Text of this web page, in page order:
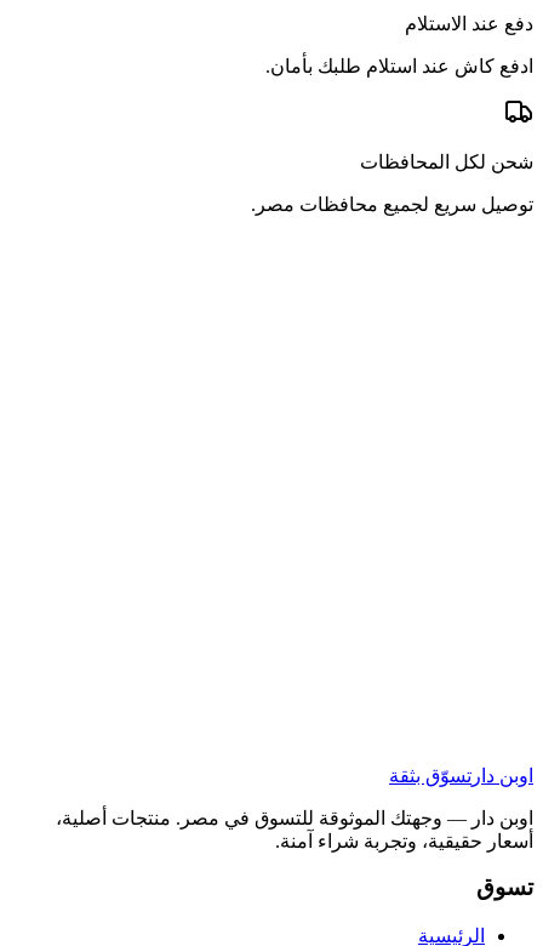
دفع عند الاستلام
ادفع كاش عند استلام طلبك بأمان.
شحن لكل المحافظات
توصيل سريع لجميع محافظات مصر.
اوبن دار تسوّق بثقة
اوبن دار — وجهتك الموثوقة للتسوق في مصر. منتجات أصلية،
أسعار حقيقية، وتجربة شراء آمنة.
تسوق
الرئيسية